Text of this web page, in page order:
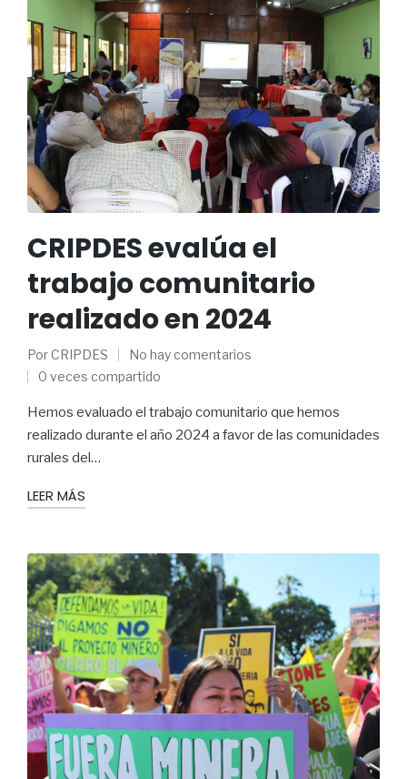
CRIPDES evalúa el
trabajo comunitario
realizado en 2024
PorCRIPDES
No hay comentarios
0 veces compartido
Hemos evaluado el trabajo comunitario que hemos
realizado durante el año 2024 a favor de las comunidades
rurales del…
LEER MÁS